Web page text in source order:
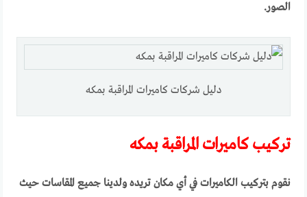
الصور.
دليل شركات كاميرات المراقبة بمكه
تركيب كاميرات المراقبة بمكه
نقوم بتركيب الكاميرات في أي مكان تريده ولدينا جميع المقاسات حيث